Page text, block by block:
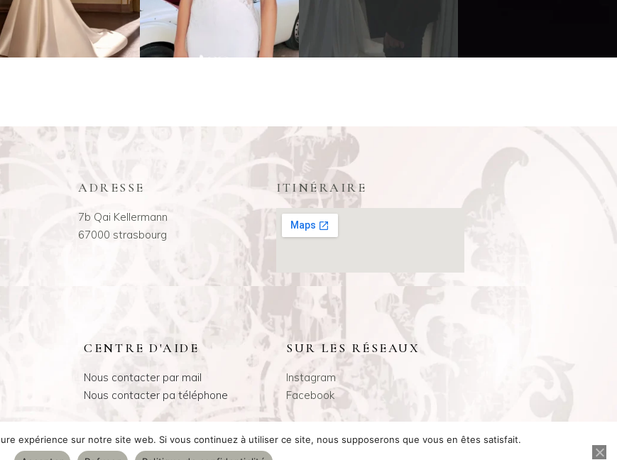
ADRESSE
7b Qai Kellermann
67000 strasbourg
ITINÉRAIRE
CENTRE D'AIDE
Nous contacter par mail
Nous contacter pa téléphone
SUR LES RÉSEAUX
Instagram
Facebook
expérience sur notre site web. Si vous continuez à utiliser ce site, nous supposerons que vous en êtes satisfait.